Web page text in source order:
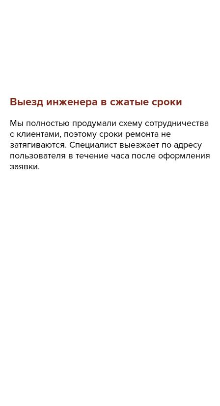
Выезд инженера в сжатые сроки
Мы полностью продумали схему сотрудничества
с клиентами, поэтому сроки ремонта не
затягиваются. Специалист выезжает по адресу
пользователя в течение часа после оформления
заявки.